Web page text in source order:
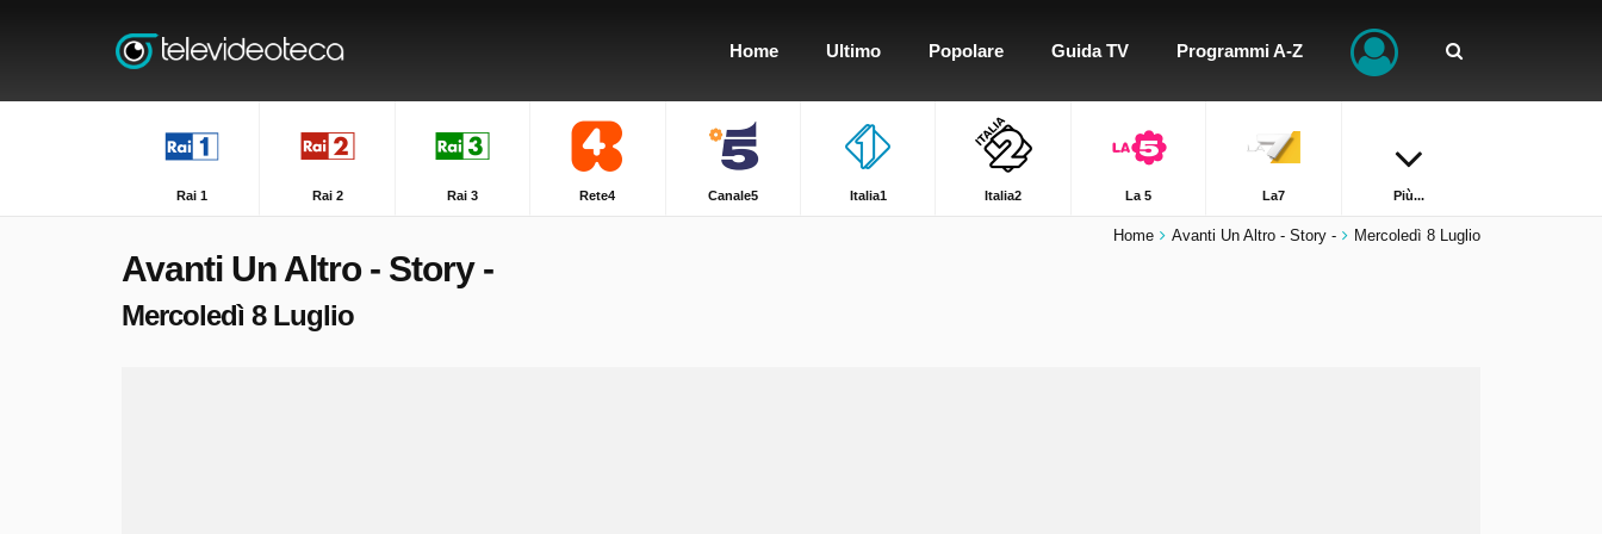
Home Ultimo Popolare Guida TV Programmi A-Z
Rai 1 Rai 2 Rai 3 Rete4 Canale5 Italia1 Italia2 La 5 La7 Più...
Home Avanti Un Altro - Story - Mercoledì 8 Luglio
Avanti Un Altro - Story -
Mercoledì 8 Luglio